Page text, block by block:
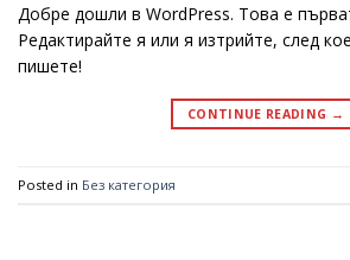
Добре дошли в WordPress. Това е
Редактирайте я или я изтрийте, след
пишете!
CONTINUE READING →
Posted in Без категория